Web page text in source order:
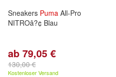
Sneakers Puma All-Pro
NITROâ?¢ Blau
ab 79,05 €
130,00 €
Kostenloser Versand